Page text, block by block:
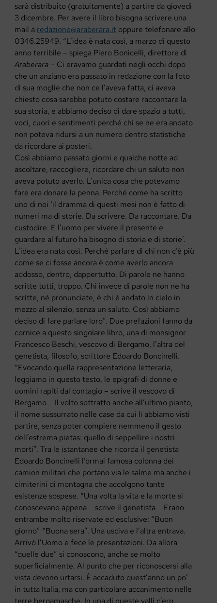
sarà distribuito (gratuitamente) a partire da giovedì
3 dicembre. Per avere il libro bisogna scrivere una
mail a redazione@araberara.it oppure telefonare allo
0346.25949. “L’idea è nata così, a marzo di questo
anno terribile – spiega Piero Bonicelli, direttore di
Araberara – Ci eravamo guardati negli occhi dopo
che un anziano era passato in redazione con la foto
di sua moglie che non ce l’aveva fatta, ci aveva
chiesto cosa sarebbe potuto costare raccontare la
sua storia, e abbiamo deciso di dare spazio a tutti,
voci, cuori e sentimenti perché chi se ne era andato
non poteva ridursi a un numero dentro statistiche
da ricordare ai posteri.
Così abbiamo passato giorni e qualche notte ad
ascoltare, raccogliere, ricordare chi un saluto non
aveva potuto averlo. L’unica cosa che potevamo
fare era donare la penna. Perché come ha scritto
uno di noi ‘il dramma di questi mesi non è fatto di
numeri ma di storie. Da scrivere. Da raccontare. Da
custodire. E l’uomo per vivere il presente e
guardare al futuro ha bisogno di storia e di storie’.
L’idea era nata così. Perché parlare di chi non c’è più
come se ci fosse ancora è come averlo ancora
addosso, dentro, dappertutto. Di parole ne hanno
scritte tutti, troppo. Chi invece di parole non ne ha
scritte, né pronunciate, è chi è andato in cielo in
mezzo al silenzio, senza un saluto. Così abbiamo
deciso di fare parlare loro”. Due prefazioni fanno da
cornice a questo singolare libro, una di monsignor
Francesco Beschi, vescovo di Bergamo, l’altra del
genetista, filosofo, scrittore Edoardo Boncinelli.
“Evocando quella rappresentazione letteraria,
leggiamo in questo testo, le epigrafi di donne e
uomini rapiti dal contagio – scrive il vescovo di
Bergamo – Il volto sottratto anche all’ultimo pianto,
il nome sussurrato nelle case da cui li abbiamo visti
partire, senza poter compiere nemmeno il gesto
dell’estrema pietas: quello di seppellire i nostri
morti”. Tra le istantanee che ricorda il genetista
Edoardo Boncinelli l’ormai famosa colonna dei
camion militari che portano via le salme ma anche i
cimiterini di montagna che accolgono tante
esistenze sospese. “Una volta la vita e la morte si
conoscevano appena – scrive il genetista – Erano
entrambe molto riservate ed esclusive: “Buon
giorno” “Buona sera”. Una usciva e l’altra entrava.
Arrivò l’Uomo e fece le presentazioni. Da allora
“quelle due” si conoscono, anche se molto
superficialmente. Al punto che per riconoscersi alla
vista devono urtarsi. È accaduto quest’anno un po’
in tutta Italia, ma con particolare accanimento nelle
terre bergamasche. In una di queste valli c’ero